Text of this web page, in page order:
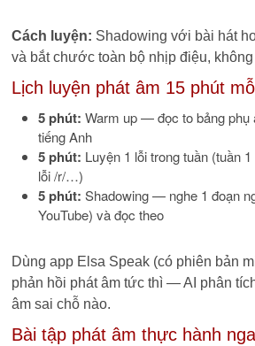
Cách luyện: Shadowing với bài hát
và bắt chước toàn bộ nhịp điệu,
Lịch luyện phát âm 15 phút
5 phút: Warm up — đọc to bảng phụ
tiếng Anh
5 phút: Luyện 1 lỗi trong tuần (tuần
lỗi /r/…)
5 phút: Shadowing — nghe 1 đoạn
YouTube) và đọc theo
Dùng app Elsa Speak (có phiên bản
phản hồi phát âm tức thì — AI phân
âm sai chỗ nào.
Bài tập phát âm thực hành